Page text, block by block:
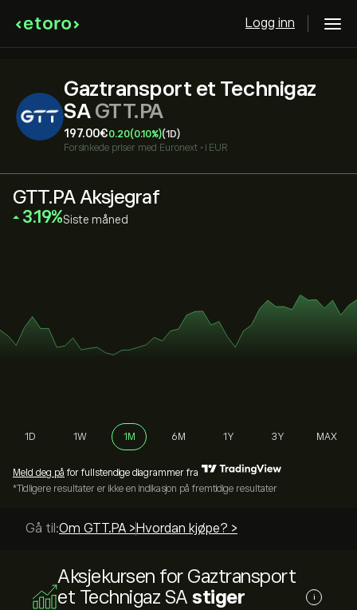
Logg inn
Gaztransport et Technigaz
SA GTT.PA
197.00‎€‎0.20(0.10%)(1D)
Forsinkede priser med Euronext • i EUR
GTT.PA Aksjegraf
‎3.19‎ Siste måned
1D 1W 1M 6M 1Y 3Y MAX
Meld deg på for fullstendige diagrammer fra
*Tidligere resultater er ikke en indikasjon på fremtidige resultater
Gå til:Om GTT.PA > Hvordan kjøpe? >
Aksjekursen for Gaztransport
et Technigaz SA stiger
i